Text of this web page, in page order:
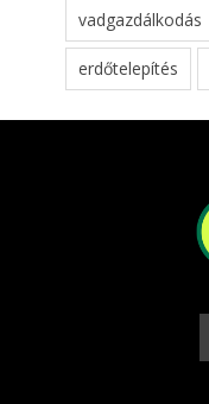
vadgazdálkodás
erdőtelepítés